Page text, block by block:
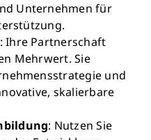
Unternehmen für
: Ihre Partnerschaft
Mehrwert. Sie
und
skalierbare
: Nutzen Sie